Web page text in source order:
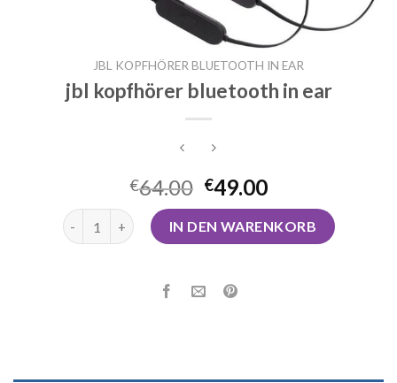
JBL KOPFHÖRER BLUETOOTH IN EAR
jbl kopfhörer bluetooth in ear
€64.00 €49.00
jbl kopfhörer bluetooth in ear Menge
IN DEN WARENKORB